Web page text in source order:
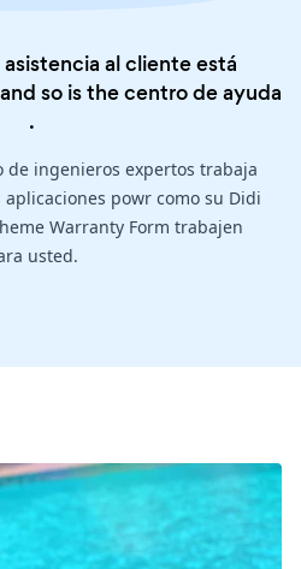
al cliente está
so is thecentro de ayuda
.
de ingenieros expertos trabaja
powr como su Didi
Warranty Form trabajen
usted.